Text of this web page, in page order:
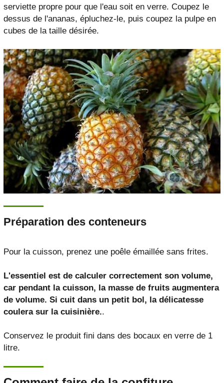
serviette propre pour que l'eau soit en verre. Coupez le
dessus de l'ananas, épluchez-le, puis coupez la pulpe en
cubes de la taille désirée.
Préparation des conteneurs
Pour la cuisson, prenez une poêle émaillée sans frites.
L'essentiel est de calculer correctement son volume,
car pendant la cuisson, la masse de fruits augmentera
de volume. Si cuit dans un petit bol, la délicatesse
coulera sur la cuisinière..
Conservez le produit fini dans des bocaux en verre de 1
litre.